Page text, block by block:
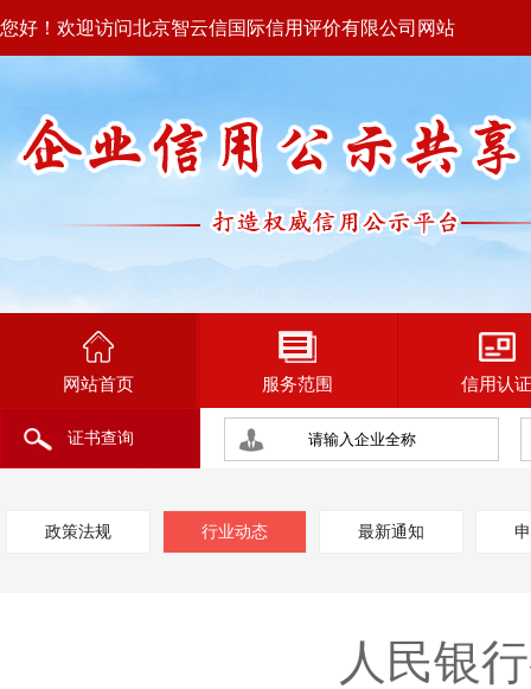
您好！欢迎访问北京智云信国际信用评价有限公司网站
网站首页 服务范围 信用认证
证书查询
政策法规 行业动态 最新通知
人民银